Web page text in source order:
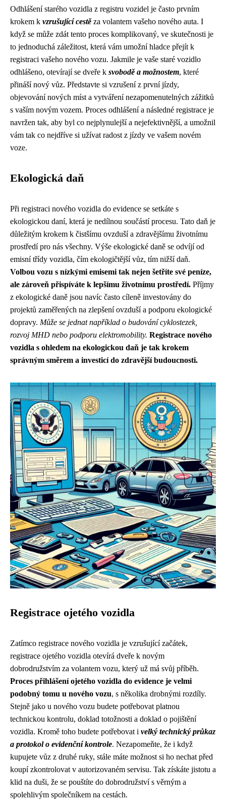
Odhlášení starého vozidla z registru vozidel je často prvním
krokem k vzrušující cestěza volantem vašeho nového auta. I
když se může zdát tento proces komplikovaný, ve skutečnosti je
to jednoduchá záležitost, která vám umožní hladce přejít k
registraci vašeho nového vozu. Jakmile je vaše staré vozidlo
odhlášeno, otevírají se dveře k svobodě a možnostem, které
přináší nový vůz. Představte si vzrušení z první jízdy,
objevování nových míst a vytváření nezapomenutelných zážitků
s vaším novým vozem. Proces odhlášení a následné registrace je
navržen tak, aby byl co nejplynulejší a nejefektivnější, a umožnil
vám tak co nejdříve si užívat radost z jízdy ve vašem novém
voze.
Ekologická daň
Při registraci nového vozidla do evidence se setkáte s
ekologickou daní, která je nedílnou součástí procesu. Tato daň je
důležitým krokem k čistšímu ovzduší a zdravějšímu životnímu
prostředí pro nás všechny. Výše ekologické daně se odvíjí od
emisní třídy vozidla, čím ekologičtější vůz, tím nižší daň.
Volbou vozu s nízkými emisemi tak nejen šetříte své peníze,
ale zároveň přispíváte k lepšímu životnímu prostředí. Příjmy
z ekologické daně jsou navíc často cíleně investovány do
projektů zaměřených na zlepšení ovzduší a podporu ekologické
dopravy. Může se jednat například o budování cyklostezek,
rozvoj MHD nebo podporu elektromobility. Registrace nového
vozidla s ohledem na ekologickou daň je tak krokem
správným směrem a investicí do zdravější budoucnosti.
Registrace ojetého vozidla
Zatímco registrace nového vozidla je vzrušující začátek,
registrace ojetého vozidla otevírá dveře k novým
dobrodružstvím za volantem vozu, který už má svůj příběh.
Proces přihlášení ojetého vozidla do evidence je velmi
podobný tomu u nového vozu, s několika drobnými rozdíly.
Stejně jako u nového vozu budete potřebovat platnou
technickou kontrolu, doklad totožnosti a doklad o pojištění
vozidla. Kromě toho budete potřebovat i velký technický průkaz
a protokol o evidenční kontrole. Nezapomeňte, že i když
kupujete vůz z druhé ruky, stále máte možnost si ho nechat před
koupí zkontrolovat v autorizovaném servisu. Tak získáte jistotu a
klid na duši, že se pouštíte do dobrodružství s věrným a
spolehlivým společníkem na cestách.